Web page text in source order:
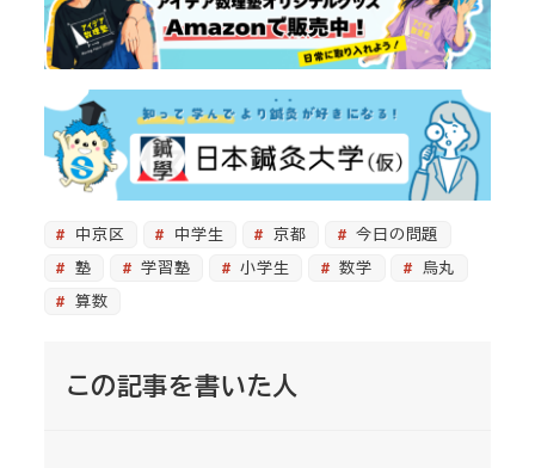
中京区 中学生 京都
今日の問題
塾
学習塾 小学生 数学
烏丸
算数
この記事を書いた人